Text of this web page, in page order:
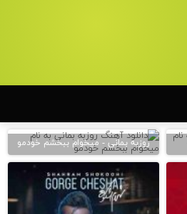
روزبه بمانی - میخوام ببخشم خودمو